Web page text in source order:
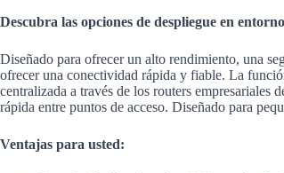
Descubra las opciones de despliegue en
Diseñado para ofrecer un alto rendimiento, una
ofrecer una conectividad rápida y fiable. La
centralizada a través de los routers
rápida entre puntos de acceso. Diseñado para
Ventajas para usted: